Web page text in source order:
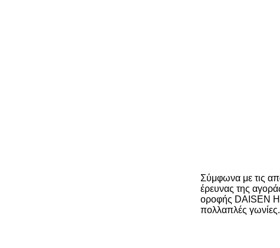
Σύμφωνα με τις
έρευνας της
οροφής DAISEN
πολλαπλές γωνίες.